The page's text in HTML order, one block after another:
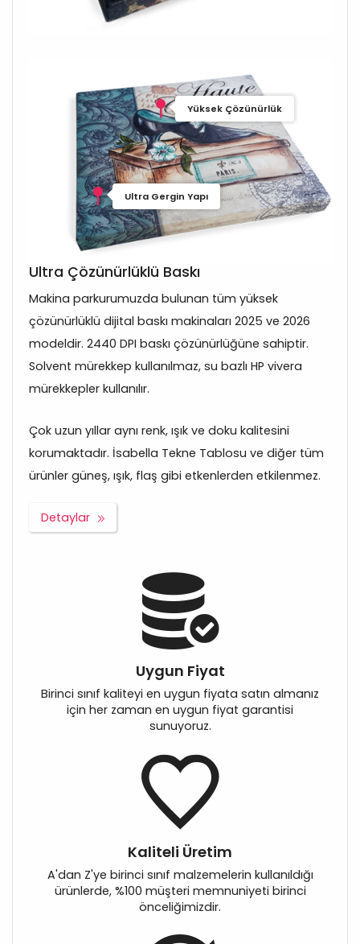
Yüksek Çözünürlük
Ultra Gergin Yapı
Ultra Çözünürlüklü Baskı
Makina parkurumuzda bulunan tüm yüksek
çözünürlüklü dijital baskı makinaları 2025 ve 2026
modeldir. 2440 DPI baskı çözünürlüğüne sahiptir.
Solvent mürekkep kullanılmaz, su bazlı HP vivera
mürekkepler kullanılır.
Çok uzun yıllar aynı renk, ışık ve doku kalitesini
korumaktadır. İsabella Tekne Tablosu ve diğer tüm
ürünler güneş, ışık, flaş gibi etkenlerden etkilenmez.
Detaylar
Uygun Fiyat
Birinci sınıf kaliteyi en uygun fiyata satın almanız
için her zaman en uygun fiyat garantisi
sunuyoruz.
Kaliteli Üretim
A'dan Z'ye birinci sınıf malzemelerin kullanıldığı
ürünlerde, %100 müşteri memnuniyeti birinci
önceliğimizdir.